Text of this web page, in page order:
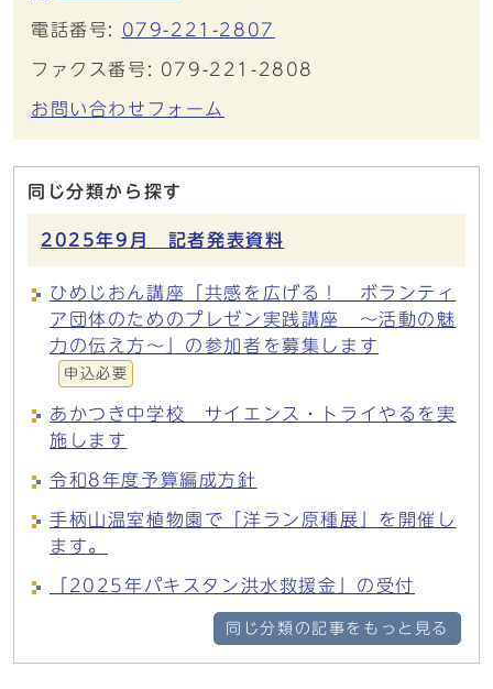
電話番号: 079-221-2807
ファクス番号: 079-221-2808
お問い合わせフォーム
同じ分類から探す
2025年9月 記者発表資料
ひめじおん講座「共感を広げる！ ボランティ
ア団体のためのプレゼン実践講座 ～活動の魅
力の伝え方～」の参加者を募集します
申込必要
あかつき中学校 サイエンス・トライやるを実
施します
令和8年度予算編成方針
手柄山温室植物園で「洋ラン原種展」を開催し
ます。
「2025年パキスタン洪水救援金」の受付
同じ分類の記事をもっと見る